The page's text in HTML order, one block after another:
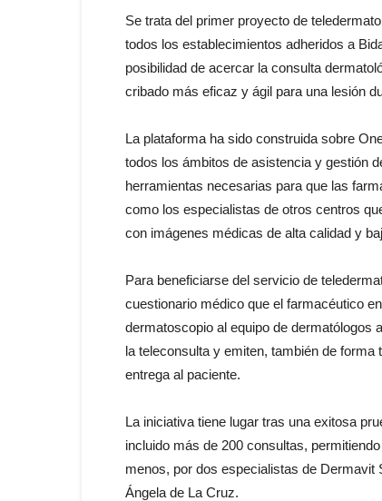
Se trata del primer proyecto de
todos los establecimientos adheridos a
posibilidad de acercar la consulta
cribado más eficaz y ágil para una lesión
La plataforma ha sido construida sobre
todos los ámbitos de asistencia y gestión
herramientas necesarias para que las
como los especialistas de otros centros
con imágenes médicas de alta calidad y
Para beneficiarse del servicio de
cuestionario médico que el farmacéutico
dermatoscopio al equipo de dermatólogos
la teleconsulta y emiten, también de
entrega al paciente.
La iniciativa tiene lugar tras una exitosa
incluido más de 200 consultas,
menos, por dos especialistas de Dermavit
Ángela de La Cruz.